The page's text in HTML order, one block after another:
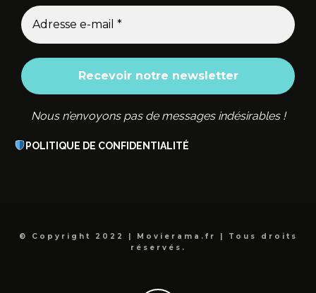
Nous n’envoyons pas de messages indésirables !
POLITIQUE DE CONFIDENTIALITÉ
© Copyright 2022 | Movierama.fr | Tous droits
réservés.